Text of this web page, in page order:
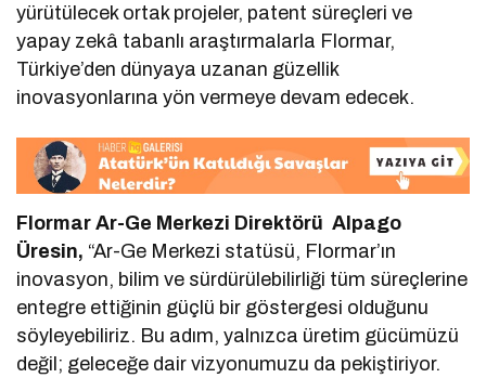
yürütülecek ortak projeler, patent süreçleri ve
yapay zekâ tabanlı araştırmalarla Flormar,
Türkiye’den dünyaya uzanan güzellik
inovasyonlarına yön vermeye devam edecek.
Flormar Ar-Ge Merkezi Direktörü Alpago
Üresin, “Ar-Ge Merkezi statüsü, Flormar’ın
inovasyon, bilim ve sürdürülebilirliği tüm süreçlerine
entegre ettiğinin güçlü bir göstergesi olduğunu
söyleyebiliriz. Bu adım, yalnızca üretim gücümüzü
değil; geleceğe dair vizyonumuzu da pekiştiriyor.